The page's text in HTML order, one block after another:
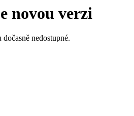
novou verzi
nedostupné.